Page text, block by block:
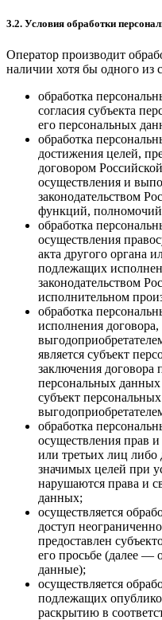
3.2. Условия обработки
Оператор производит
наличии хотя бы одного из
обработка
согласия субъекта
его персональных
обработка
достижения целей,
договором
осуществления и
законодательством
функций, полномочий
обработка
осуществления
акта другого органа
подлежащих
законодательством
исполнительном
обработка
исполнения
является субъект
заключения договора
персональных
субъект
обработка
осуществления прав
или третьих лиц
значимых целей при
нарушаются права и
данных;
осуществляется
доступ
предоставлен
его просьбе (далее —
данные);
осуществляется
подлежащих
раскрытию в